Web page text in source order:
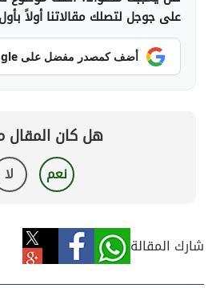
على جوجل لتصلك مقالاتنا أولاً
أضف كمصدر مفضل على Google
هل كان المقال
نعم لا
شارك المقالة